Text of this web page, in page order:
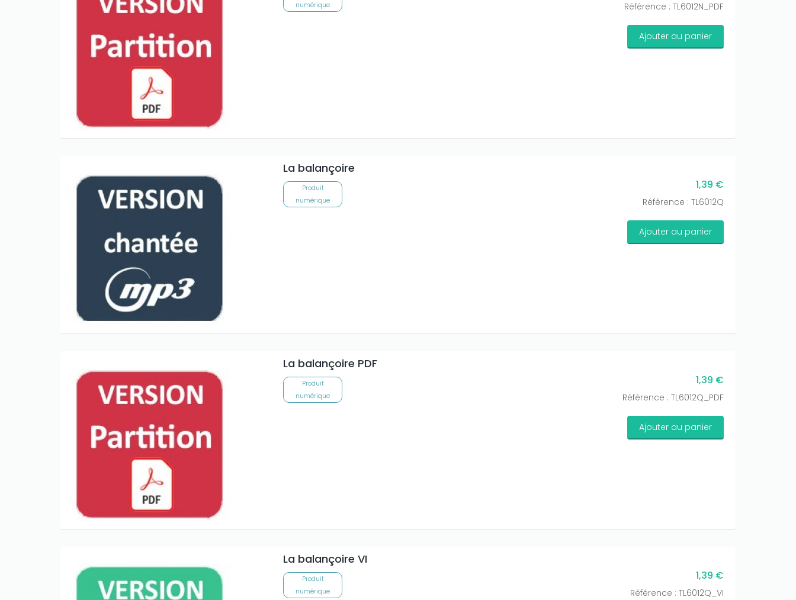
numérique
Référence : TL6012N_PDF
Ajouter au panier
La balançoire
Produit
numérique
1,39 €
Référence : TL6012Q
Ajouter au panier
La balançoire PDF
Produit
numérique
1,39 €
Référence : TL6012Q_PDF
Ajouter au panier
La balançoire VI
Produit
numérique
1,39 €
Référence : TL6012Q_VI